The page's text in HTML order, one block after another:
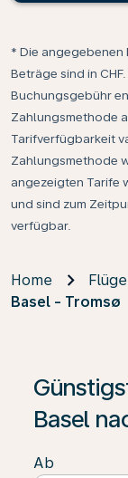
* Die angegebenen
Beträge sind in
Buchungsgebühr
Zahlungsmethode
Tarifverfügbarkeit
Zahlungsmethode
angezeigten Tarife
und sind zum
verfügbar.
Home Flüge
Basel - Tromsø
Basel
Ab
Wenn keine